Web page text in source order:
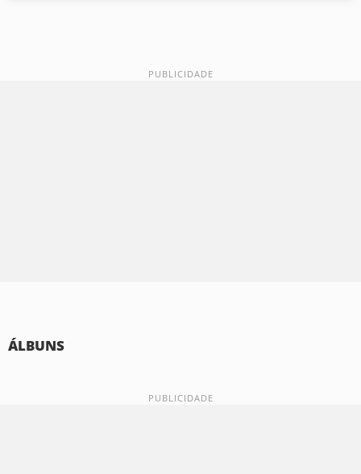
ÁLBUNS